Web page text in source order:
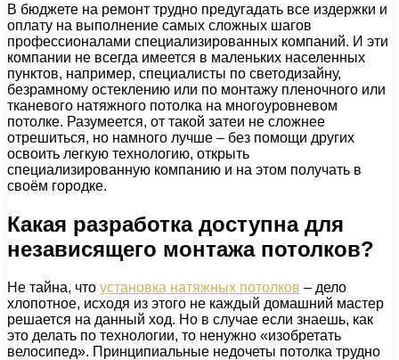
В бюджете на ремонт трудно предугадать все издержки и
оплату на выполнение самых сложных шагов
профессионалами специализированных компаний. И эти
компании не всегда имеется в маленьких населенных
пунктов, например, специалисты по светодизайну,
безрамному остеклению или по монтажу пленочного или
тканевого натяжного потолка на многоуровневом
потолке. Разумеется, от такой затеи не сложнее
отрешиться, но намного лучше – без помощи других
освоить легкую технологию, открыть
специализированную компанию и на этом получать в
своём городке.
Какая разработка доступна для
независящего монтажа потолков?
Не тайна, что установка натяжных потолков – дело
хлопотное, исходя из этого не каждый домашний мастер
решается на данный ход. Но в случае если знаешь, как
это делать по технологии, то ненужно «изобретать
велосипед». Принципиальные недочеты потолка трудно